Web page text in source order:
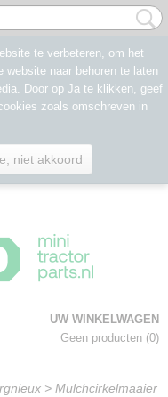
UW WINKELWAGEN
Geen producten (0)
> Mulchcirkelmaaier
te verbeteren, om het
naar behoren te laten
Door op Ja te klikken, geef
zoals omschreven in
niet akkoord